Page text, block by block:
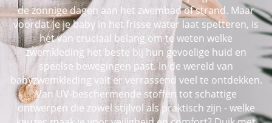
de zonnige dagen aan het zwembad of strand. Maar
voordat je je baby in het frisse water laat spetteren, is
het van cruciaal belang om te weten welke
zwemkleding het beste bij hun gevoelige huid en
speelse bewegingen past. In de wereld van
babyzwemkleding valt er verrassend veel te ontdekken.
Van UV-beschermende stoffen tot schattige
ontwerpen die zowel stijlvol als praktisch zijn - welke